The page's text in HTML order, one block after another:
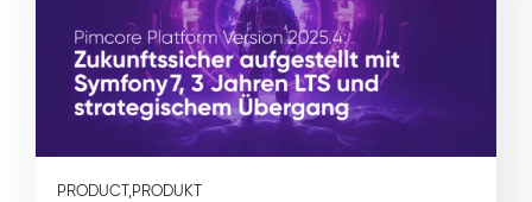
PRODUCT,PRODUKT